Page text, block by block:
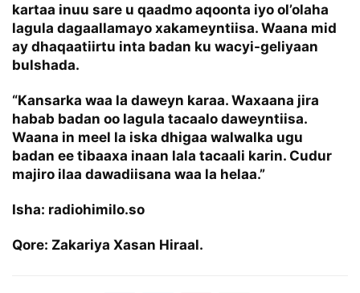
kartaa inuu sare u qaadmo aqoonta iyo ol’olaha
lagula dagaallamayo xakameyntiisa. Waana mid
ay dhaqaatiirtu inta badan ku wacyi-geliyaan
bulshada.
“Kansarka waa la daweyn karaa. Waxaana jira
habab badan oo lagula tacaalo daweyntiisa.
Waana in meel la iska dhigaa walwalka ugu
badan ee tibaaxa inaan lala tacaali karin. Cudur
majiro ilaa dawadiisana waa la helaa.”
Isha: radiohimilo.so
Qore: Zakariya Xasan Hiraal.